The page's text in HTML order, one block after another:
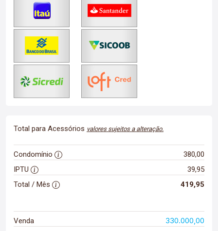
Total para Acessórios valores sujeitos a alteração.
Condomínio
380,00
IPTU
39,95
Total / Mês
419,95
Venda 330.000,00